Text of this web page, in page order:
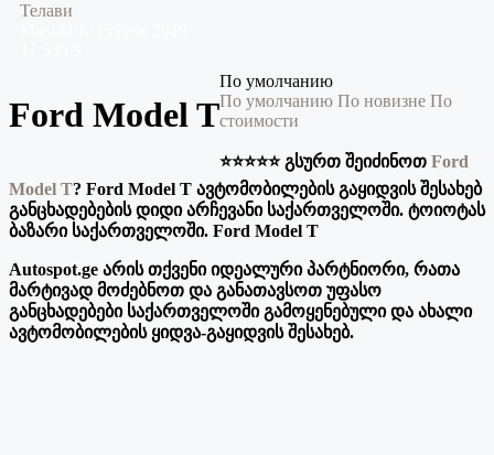
Телави
Ford Model T
По умолчанию
По умолчанию По новизне По
стоимости
⭐️⭐️⭐️⭐️⭐️ გსურთ შეიძინოთ Ford
Model T? Ford Model T ავტომობილების გაყიდვის შესახებ
განცხადებების დიდი არჩევანი საქართველოში. ტოიოტას
ბაზარი საქართველოში. Ford Model T
Autospot.ge არის თქვენი იდეალური პარტნიორი, რათა
მარტივად მოძებნოთ და განათავსოთ უფასო
განცხადებები საქართველოში გამოყენებული და ახალი
ავტომობილების ყიდვა-გაყიდვის შესახებ.